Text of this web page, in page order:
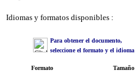
Idiomas y formatos disponibles :
Para obtener el documento,
seleccione el formato y el idioma
Formato Tamaño